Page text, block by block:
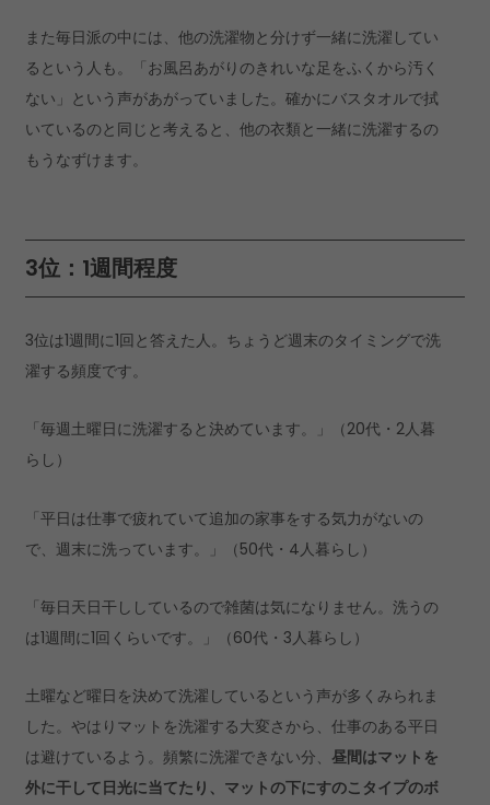
また毎日派の中には、他の洗濯物と分けず一緒に洗濯してい
るという人も。「お風呂あがりのきれいな足をふくから汚く
ない」という声があがっていました。確かにバスタオルで拭
いているのと同じと考えると、他の衣類と一緒に洗濯するの
もうなずけます。
3位：1週間程度
3位は1週間に1回と答えた人。ちょうど週末のタイミングで洗
濯する頻度です。
「毎週土曜日に洗濯すると決めています。」（20代・2人暮
らし）
「平日は仕事で疲れていて追加の家事をする気力がないの
で、週末に洗っています。」（50代・4人暮らし）
「毎日天日干ししているので雑菌は気になりません。洗うの
は1週間に1回くらいです。」（60代・3人暮らし）
土曜など曜日を決めて洗濯しているという声が多くみられま
した。やはりマットを洗濯する大変さから、仕事のある平日
は避けているよう。頻繁に洗濯できない分、 昼間はマットを
外に干して日光に当てたり、マットの下にすのこタイプのボ